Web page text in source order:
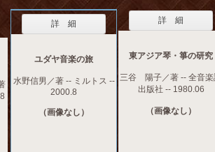
詳 細
ユダヤ音楽の旅
水野信男／著 -- ミルトス --
2000.8
（画像なし）
詳 細
東アジア琴・箏の研究
三谷 陽子／著 -- 全音楽
出版社 -- 1980.06
（画像なし）